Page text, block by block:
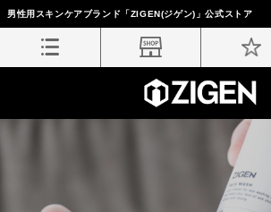
男性用スキンケアブランド「ZIGEN(ジゲン)」公式ストア